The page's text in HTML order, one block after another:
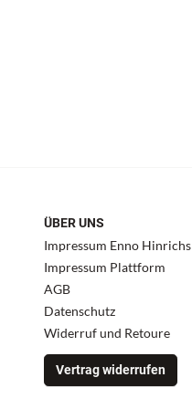
ÜBER UNS
Impressum Enno Hinrichs
Impressum Plattform
AGB
Datenschutz
Widerruf und Retoure
Vertrag widerrufen